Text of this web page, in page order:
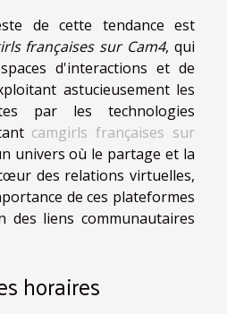
de cette tendance est
françaises sur Cam4, qui
d'interactions et de
astucieusement les
par les technologies
camgirls françaises sur
univers où le partage et la
des relations virtuelles,
de ces plateformes
des liens communautaires
horaires